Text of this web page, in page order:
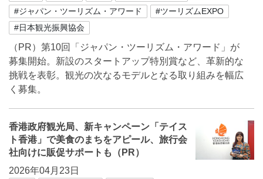
#ジャパン・ツーリズム・アワード
#ツーリズムEXPO
#日本観光振興協会
（PR）第10回「ジャパン・ツーリズム・アワード」が
募集開始。新設のスタートアップ特別賞など、革新的な
挑戦を表彰。観光の次なるモデルとなる取り組みを幅広
く募集。
香港政府観光局、新キャンペーン「テイス
ト香港」で美食のまちをアピール、旅行会
社向けに販促サポートも（PR）
2026年04月23日